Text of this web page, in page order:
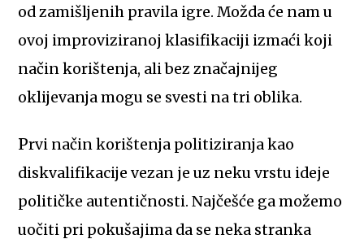
od zamišljenih pravila igre. Možda će nam u
ovoj improviziranoj klasifikaciji izmaći koji
način korištenja, ali bez značajnijeg
oklijevanja mogu se svesti na tri oblika.
Prvi način korištenja politiziranja kao
diskvalifikacije vezan je uz neku vrstu ideje
političke autentičnosti. Najčešće ga možemo
uočiti pri pokušajima da se neka stranka